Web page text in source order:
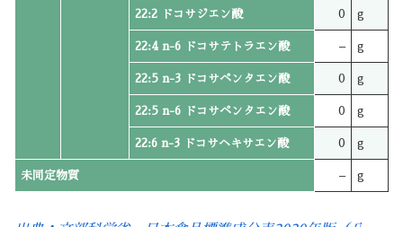
22:2 ドコサジエン酸 0 g
22:4 n-6 ドコサテトラエン酸 – g
22:5 n-3 ドコサペンタエン酸 0 g
22:5 n-6 ドコサペンタエン酸 0 g
22:6 n-3 ドコサヘキサエン酸 0 g
未同定物質 – g